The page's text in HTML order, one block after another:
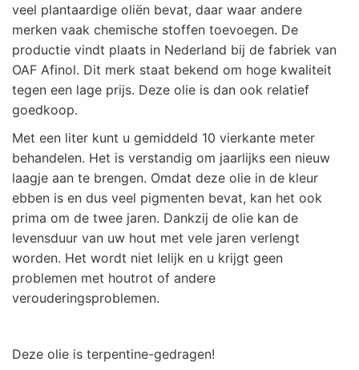
veel plantaardige oliën bevat, daar waar andere
merken vaak chemische stoffen toevoegen. De
productie vindt plaats in Nederland bij de fabriek van
OAF Afinol. Dit merk staat bekend om hoge kwaliteit
tegen een lage prijs. Deze olie is dan ook relatief
goedkoop.
Met een liter kunt u gemiddeld 10 vierkante meter
behandelen. Het is verstandig om jaarlijks een nieuw
laagje aan te brengen. Omdat deze olie in de kleur
ebben is en dus veel pigmenten bevat, kan het ook
prima om de twee jaren. Dankzij de olie kan de
levensduur van uw hout met vele jaren verlengt
worden. Het wordt niet lelijk en u krijgt geen
problemen met houtrot of andere
verouderingsproblemen.
Deze olie is terpentine-gedragen!